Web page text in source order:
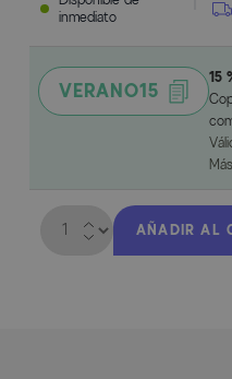
inmediato
VERANO15
15
AÑADIR AL